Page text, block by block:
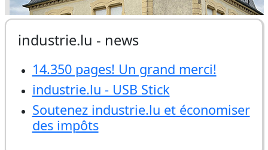
industrie.lu - news
14.350 pages! Un grand merci!
industrie.lu - USB Stick
Soutenez industrie.lu et économiser
des impôts